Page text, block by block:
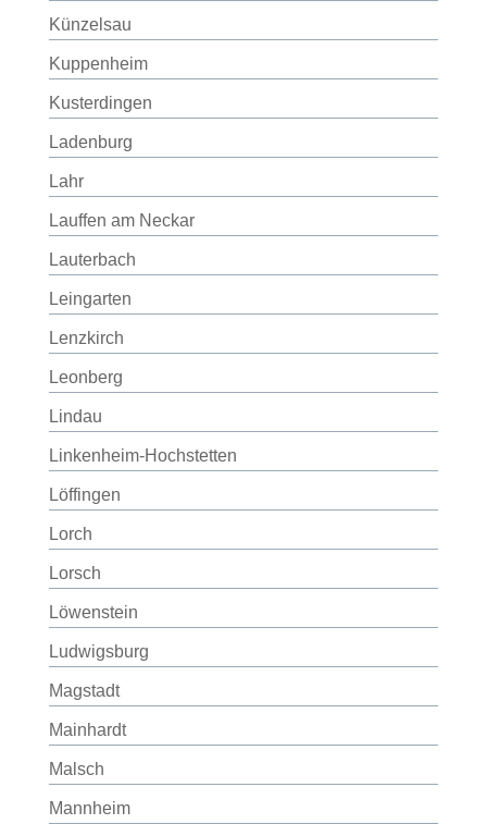
Künzelsau
Kuppenheim
Kusterdingen
Ladenburg
Lahr
Lauffen am Neckar
Lauterbach
Leingarten
Lenzkirch
Leonberg
Lindau
Linkenheim-Hochstetten
Löffingen
Lorch
Lorsch
Löwenstein
Ludwigsburg
Magstadt
Mainhardt
Malsch
Mannheim